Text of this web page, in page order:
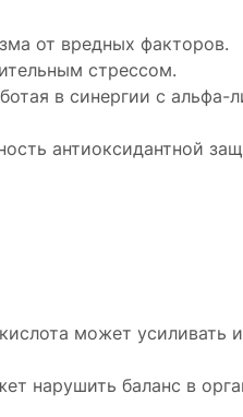
от вредных факторов.
стрессом.
в синергии с альфа-
антиоксидантной
может усиливать
нарушить баланс в